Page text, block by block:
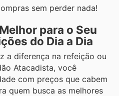
sem perder nada!
para o Seu
do Dia a Dia
a diferença na refeição ou
Atacadista, você
com preços que cabem
quem busca as melhores